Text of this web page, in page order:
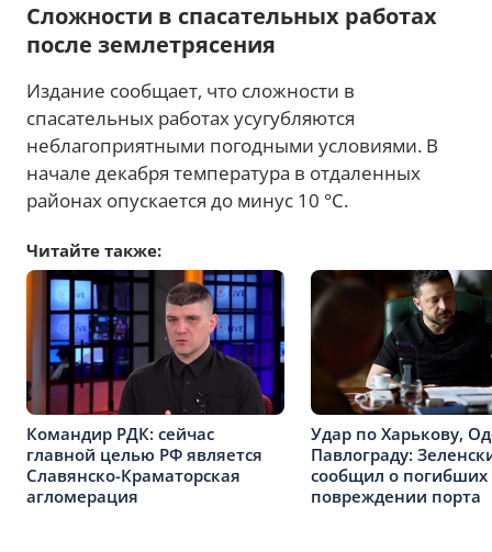
Сложности в спасательных работах
после землетрясения
Издание сообщает, что сложности в
спасательных работах усугубляются
неблагоприятными погодными условиями. В
начале декабря температура в отдаленных
районах опускается до минус 10 °С.
Читайте также:
Командир РДК: сейчас
главной целью РФ является
Славянско-Краматорская
агломерация
Удар по Харькову,
Павлограду:
сообщил о погибших
повреждении порта